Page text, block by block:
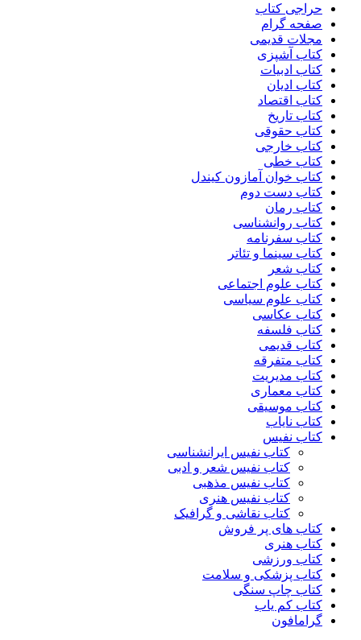
حراجی کتاب
صفحه گرام
مجلات قدیمی
کتاب آشپزی
کتاب ادبیات
کتاب ادیان
کتاب اقتصاد
کتاب تاریخ
کتاب حقوقی
کتاب خارجی
کتاب خطی
کتاب خوان آمازون کیندل
کتاب دست دوم
کتاب رمان
کتاب روانشناسی
کتاب سفرنامه
کتاب سینما و تئاتر
کتاب شعر
کتاب علوم اجتماعی
کتاب علوم سیاسی
کتاب عکاسی
کتاب فلسفه
کتاب قدیمی
کتاب متفرقه
کتاب مدیریت
کتاب معماری
کتاب موسیقی
کتاب نایاب
کتاب نفیس
کتاب نفیس ایرانشناسی
کتاب نفیس شعر و ادبی
کتاب نفیس مذهبی
کتاب نفیس هنری
کتاب نقاشی و گرافیک
کتاب های پر فروش
کتاب هنری
کتاب ورزشی
کتاب پزشکی و سلامت
کتاب چاپ سنگی
کتاب کم یاب
گرامافون